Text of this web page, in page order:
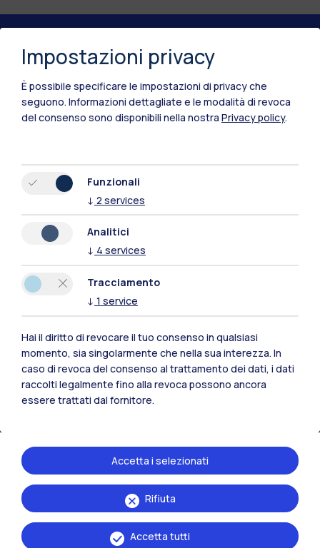
Polimi Community
Tutti i siti dell’ecosistema
IT EN
Sedi
Milano Leonardo
Cremona
Lecco
Mantova
Impostazioni privacy
È possibile specificare le impostazioni di privacy che
seguono. Informazioni dettagliate e le modalità di revoca
del consenso sono disponibili nella nostra Privacy policy.
Funzionali
↓ 2 services
Analitici
↓ 4 services
Tracciamento
↓ 1 service
Hai il diritto di revocare il tuo consenso in qualsiasi
momento, sia singolarmente che nella sua interezza. In
caso di revoca del consenso al trattamento dei dati, i dati
raccolti legalmente fino alla revoca possono ancora
essere trattati dal fornitore.
Rifiuta
Accetta i selezionati
Accetta tutti